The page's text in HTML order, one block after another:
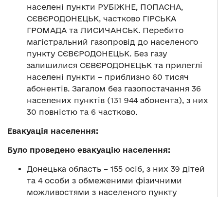
населені пункти РУБІЖНЕ, ПОПАСНА,
СЄВЄРОДОНЕЦЬК, частково ГІРСЬКА
ГРОМАДА та ЛИСИЧАНСЬК. Перебито
магістральний газопровід до населеного
пункту СЄВЄРОДОНЕЦЬК. Без газу
залишилися СЄВЄРОДОНЕЦЬК та прилеглі
населені пункти – приблизно 60 тисяч
абонентів. Загалом без газопостачання 36
населених пунктів (131 944 абонента), з них
30 повністю та 6 частково.
Евакуація населення:
Було проведено евакуацію населення:
Донецька область – 155 осіб, з них 39 дітей
та 4 особи з обмеженими фізичними
можливостями з населеного пункту